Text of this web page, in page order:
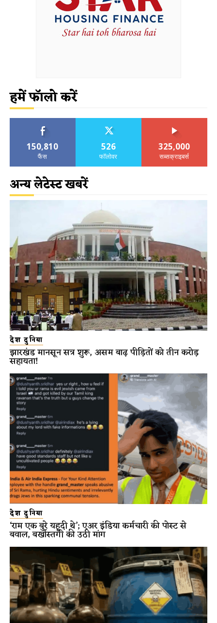
हमें फॉलो करें
150,810
फैंस
526
फॉलोवर
325,000
सब्सक्राइबर्स
अन्य लेटेस्ट खबरें
देश दुनिया
झारखंड मानसून सत्र शुरू, असम बाढ़ पीड़ितों को तीन करोड़
सहायता!
देश दुनिया
‘राम एक बुरे यहूदी थे’; एअर इंडिया कर्मचारी की पोस्ट से
बवाल, बर्खास्तगी की उठी मांग